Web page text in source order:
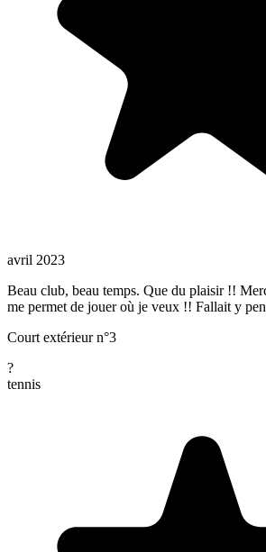
avril 2023
Beau club, beau temps. Que du plaisir !!
me permet de jouer où je veux !! Fallait y
Court extérieur n°3
?
tennis